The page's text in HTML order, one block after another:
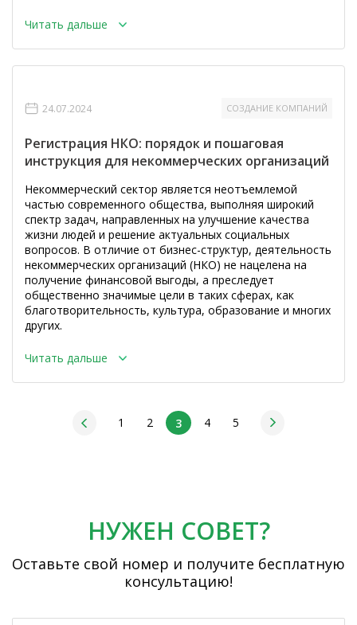
Читать дальше
24.07.2024 СОЗДАНИЕ КОМПАНИЙ
Регистрация НКО: порядок и пошаговая
инструкция для некоммерческих организаций
Некоммерческий сектор является неотъемлемой
частью современного общества, выполняя широкий
спектр задач, направленных на улучшение качества
жизни людей и решение актуальных социальных
вопросов. В отличие от бизнес-структур, деятельность
некоммерческих организаций (НКО) не нацелена на
получение финансовой выгоды, а преследует
общественно значимые цели в таких сферах, как
благотворительность, культура, образование и многих
других.
Читать дальше
1 2 3 4 5
НУЖЕН СОВЕТ?
Оставьте свой номер и получите бесплатную
консультацию!